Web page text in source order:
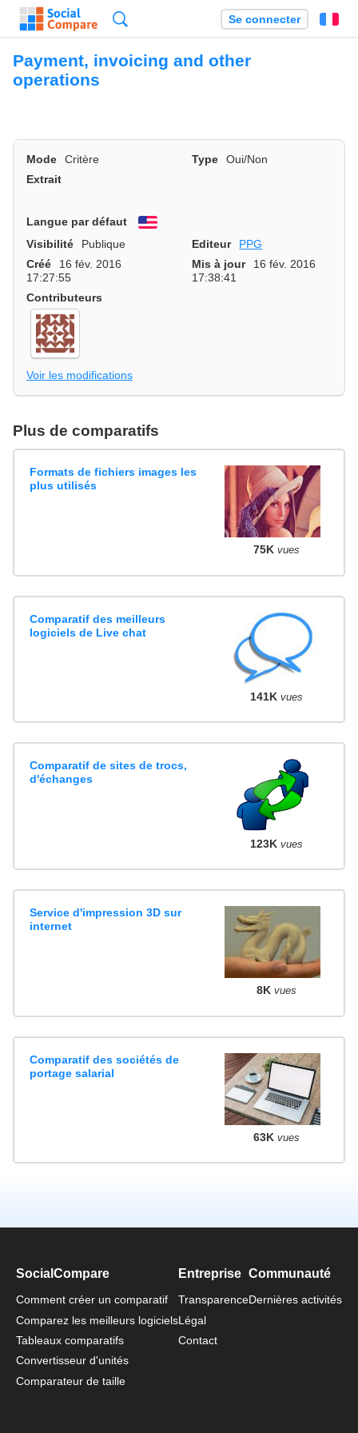
Se connecter
Payment, invoicing and other
operations
Mode Critère Type
Oui/Non
Extrait
Langue par défaut
English
Visibilité
Publique Editeur
PPG
Créé
16 fév. 2016
17:27:55
Mis à jour
16 fév. 2016
17:38:41
Contributeurs
Voir les modifications
Plus de comparatifs
Formats de fichiers images les
plus utilisés
75K vues
Comparatif des meilleurs
logiciels de Live chat
141K vues
Comparatif de sites de trocs,
d'échanges
123K vues
Service d'impression 3D sur
internet
8K vues
Comparatif des sociétés de
portage salarial
63K vues
SocialCompare
Comment créer un comparatif
Comparez les meilleurs logiciels
Tableaux comparatifs
Convertisseur d'unités
Comparateur de taille
Entreprise
Transparence
Légal
Contact
Communauté
Dernières activités